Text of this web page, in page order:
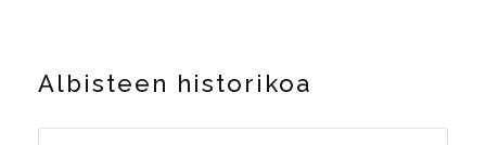
Albisteen historikoa